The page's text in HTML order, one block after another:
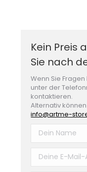
Kein Preis
Sie nach
Wenn Sie
unter der
kontaktieren.
Alternativ
info@artme-